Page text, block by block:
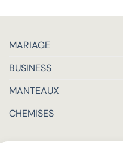
MARIAGE
BUSINESS
MANTEAUX
CHEMISES